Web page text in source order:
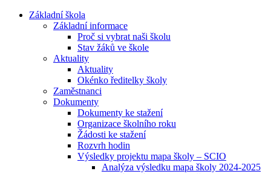
Základní škola
Základní informace
Proč si vybrat naši školu
Stav žáků ve škole
Aktuality
Aktuality
Okénko ředitelky školy
Zaměstnanci
Dokumenty
Dokumenty ke stažení
Organizace školního roku
Žádosti ke stažení
Rozvrh hodin
Výsledky projektu mapa školy – SCIO
Analýza výsledku mapa školy 2024-2025